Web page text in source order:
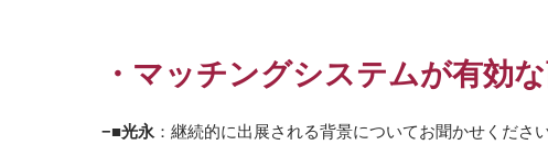
・マッチングシステムが有効
−■光永 ：継続的に出展される背景についてお聞かせください